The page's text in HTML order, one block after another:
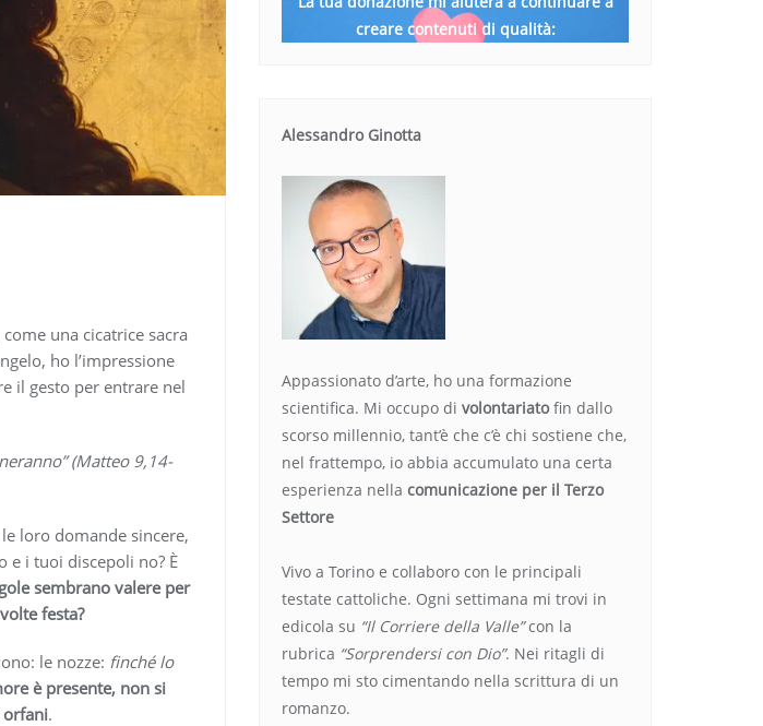
una cicatrice sacra
ho l’impressione
il gesto per entrare nel
(Matteo 9,14-
loro domande sincere,
e i tuoi discepoli no? È
sembrano valere per
festa?
le nozze: finché lo
è presente, non si
orfani.
creare contenuti di qualità:
Alessandro Ginotta
Appassionato d’arte, ho una formazione
scientifica. Mi occupo di volontariatofin dallo
scorso millennio, tant’è che c’è chi sostiene che,
nel frattempo, io abbia accumulato una certa
esperienza nella comunicazione per il Terzo
Settore
Vivo a Torino e collaboro con le principali
testate cattoliche. Ogni settimana mi trovi in
edicola su “Il Corriere della Valle”con la
rubrica “Sorprendersi con Dio”. Nei ritagli di
tempo mi sto cimentando nella scrittura di un
romanzo.